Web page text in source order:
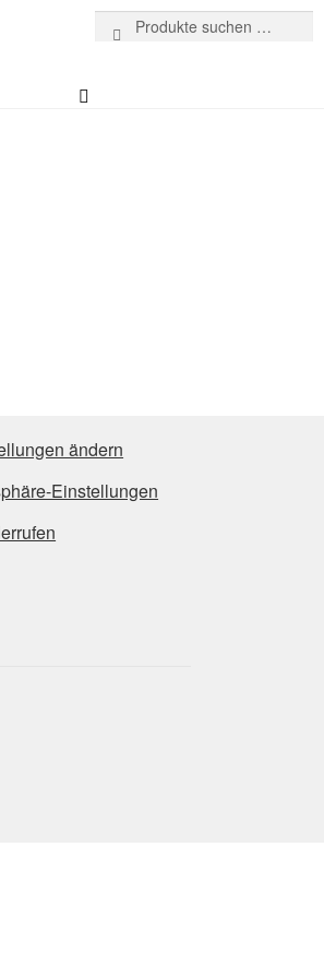
Suchen
nach:
Suchen
ändern
Einstellungen